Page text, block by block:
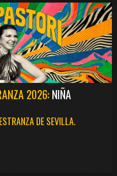
2026:NIÑA
DE SEVILLA.